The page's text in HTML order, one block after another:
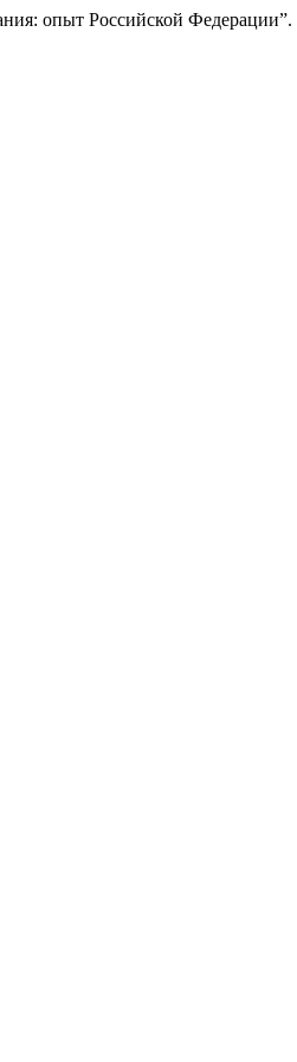
опыт Российской Федерации”.